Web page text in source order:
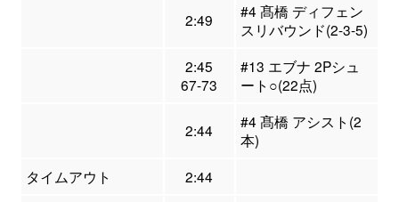
2:49
#4 髙橋 ディフェン
スリバウンド(2-3-5)
2:45
67-73
#13 エブナ 2Pシュ
ート○(22点)
2:44
#4 髙橋 アシスト(2
本)
タイムアウト
2:44